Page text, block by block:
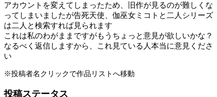
アカウントを変えてしまったため、旧作が見るのが難しくな
ってしまいましたが告死天使、伽巫女ミコトと二人シリーズ
は二人と検索すれば見られます
これは私のわがままですがもうちょっと意見が欲しいかな？
なるべく返信しますから、これ見ている人本当に意見くださ
い
※投稿者名クリックで作品リストへ移動
投稿ステータス